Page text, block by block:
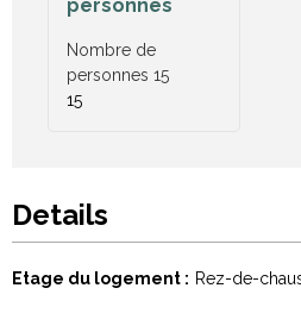
personnes
Nombre de
personnes 15
15
Details
Etage du logement Rez-de-